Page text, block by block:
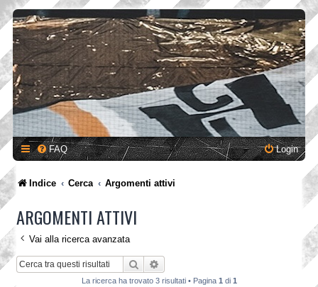
FAQ Login
Indice Cerca Argomenti attivi
ARGOMENTI ATTIVI
Vai alla ricerca avanzata
Cerca
La ricerca ha trovato 3 risultati • Pagina 1 di 1